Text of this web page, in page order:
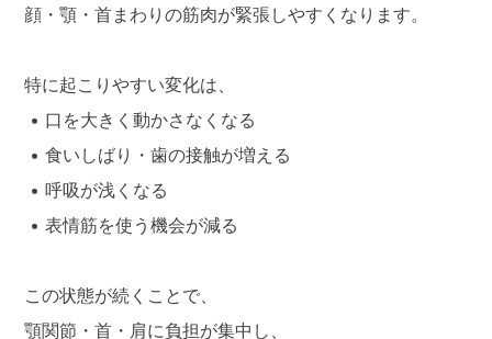
顔・顎・首まわりの筋肉が緊張しやすくなります。
特に起こりやすい変化は、
• 口を大きく動かさなくなる
• 食いしばり・歯の接触が増える
• 呼吸が浅くなる
• 表情筋を使う機会が減る
この状態が続くことで、
顎関節・首・肩に負担が集中し、